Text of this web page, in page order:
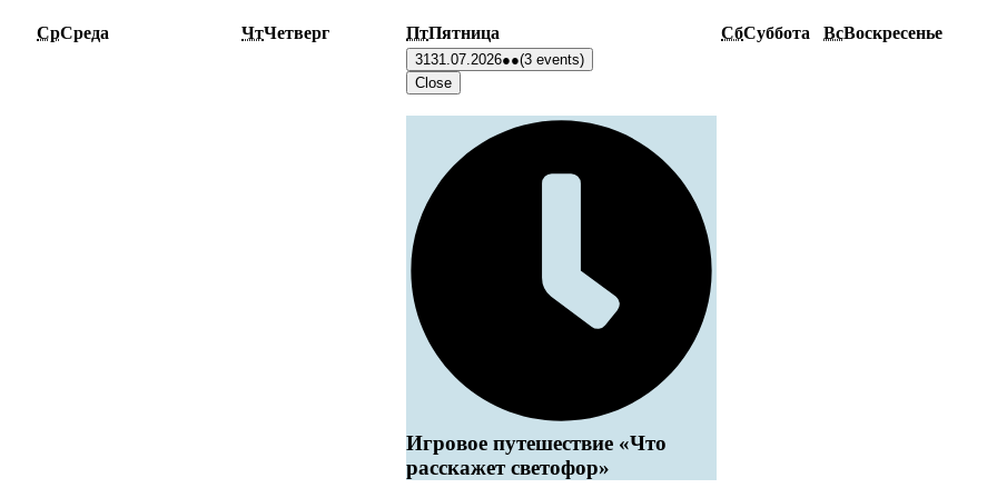
СрСреда ЧтЧетверг ПтПятница СбСуббота ВсВоскресенье
3131.07.2026●●(3 events)
Close
Игровое путешествие «Что
расскажет светофор»